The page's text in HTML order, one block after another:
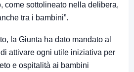
come sottolineato nella delibera,
tra i bambini”.
la Giunta ha dato mandato al
attivare ogni utile iniziativa per
e ospitalità ai bambini